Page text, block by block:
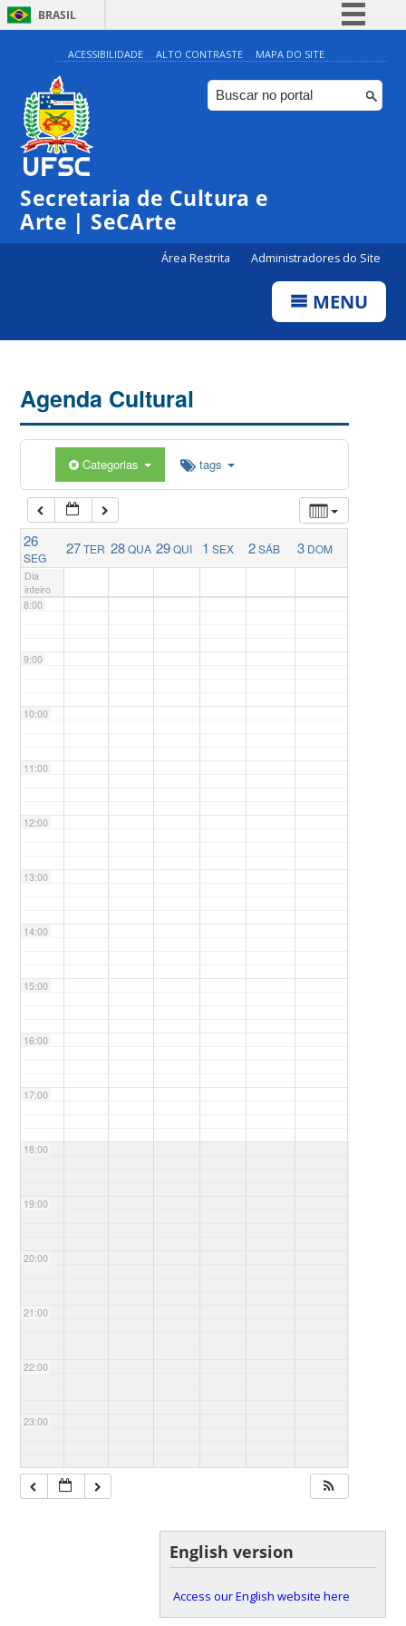
BRASIL
Simplifique!
Comunica BR
Participe
ACESSIBILIDADE ALTO CONTRASTE MAPA DO SITE
Secretaria de Cultura e
Arte | SeCArte
Área Restrita Administradores do Site
MENU
Agenda Cultural
Categorias tags
26
SEG
27TER 28QUA 29QUI 1 SEX 2SÁB 3 DOM
Dia
inteiro
0:00
1:00
5:00
6:00
7:00
8:00
9:00
10:00
11:00
12:00
13:00
14:00
15:00
16:00
17:00
18:00
19:00
20:00
21:00
22:00
23:00
English version
Access our English website here